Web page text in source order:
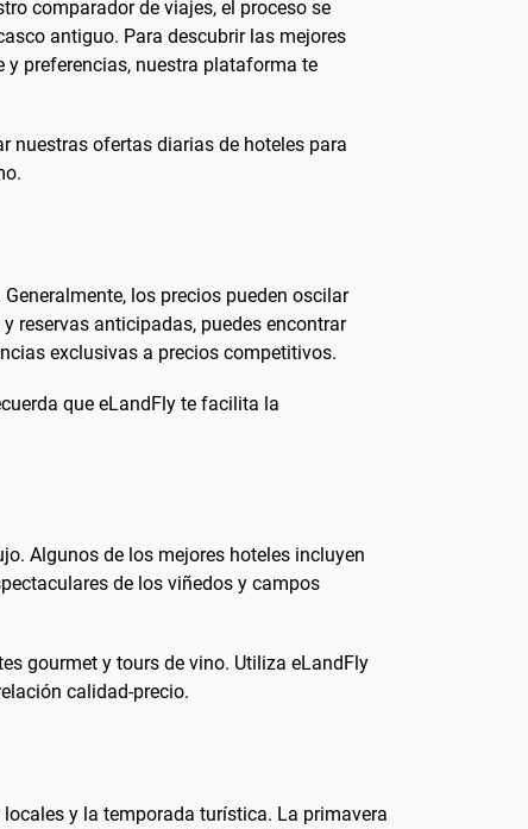
comparador de viajes, el proceso se
antiguo. Para descubrir las mejores
preferencias, nuestra plataforma te
nuestras ofertas diarias de hoteles para
los precios pueden oscilar
reservas anticipadas, puedes encontrar
exclusivas a precios competitivos.
que eLandFly te facilita la
Algunos de los mejores hoteles incluyen
de los viñedos y campos
gourmet y tours de vino. Utiliza eLandFly
calidad-precio.
y la temporada turística. La primavera